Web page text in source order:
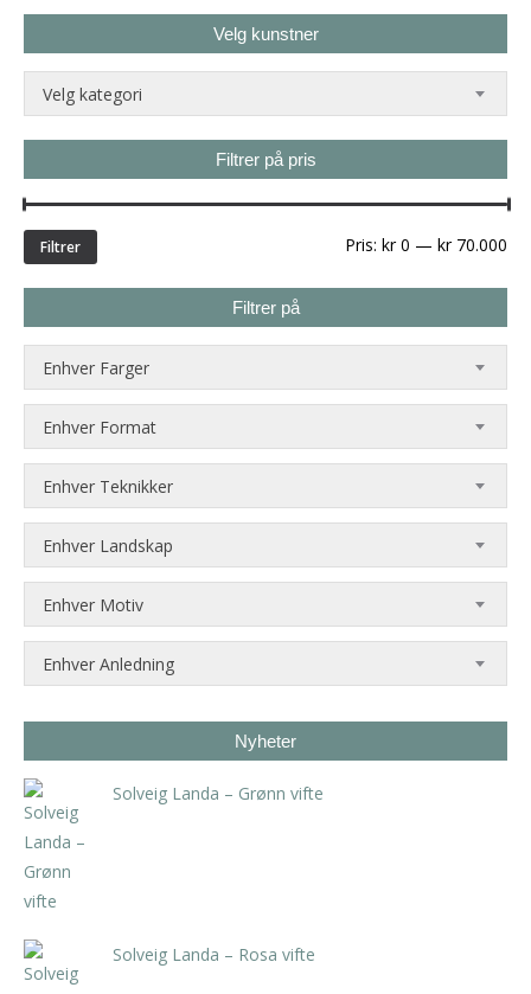
Velg kunstner
Velg kategori
Filtrer på pris
Filtrer Pris: kr 0 — kr 70.000
Filtrer på
Enhver Farger
Enhver Format
Enhver Teknikker
Enhver Landskap
Enhver Motiv
Enhver Anledning
Nyheter
Solveig Landa – Grønn vifte
Solveig Landa – Rosa vifte